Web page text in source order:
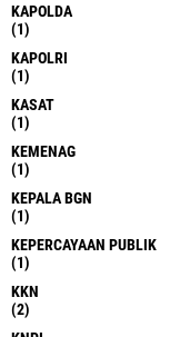
KAPOLDA
(1)
KAPOLRI
(1)
KASAT
(1)
KEMENAG
(1)
KEPALA BGN
(1)
KEPERCAYAAN PUBLIK
(1)
KKN
(2)